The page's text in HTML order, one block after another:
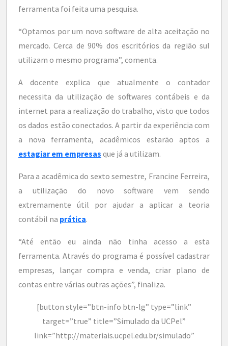
ferramenta foi feita uma pesquisa.
“Optamos por um novo software de alta aceitação no
mercado. Cerca de 90% dos escritórios da região sul
utilizam o mesmo programa”, comenta.
A docente explica que atualmente o contador
necessita da utilização de softwares contábeis e da
internet para a realização do trabalho, visto que todos
os dados estão conectados. A partir da experiência com
a nova ferramenta, acadêmicos estarão aptos a
estagiar em empresas que já a utilizam.
Para a acadêmica do sexto semestre, Francine Ferreira,
a utilização do novo software vem sendo
extremamente útil por ajudar a aplicar a teoria
contábil na prática.
“Até então eu ainda não tinha acesso a esta
ferramenta. Através do programa é possível cadastrar
empresas, lançar compra e venda, criar plano de
contas entre várias outras ações”, finaliza.
[button style=”btn-info btn-lg” type=”link”
target=”true” title=”Simulado da UCPel”
link=”http://materiais.ucpel.edu.br/simulado”